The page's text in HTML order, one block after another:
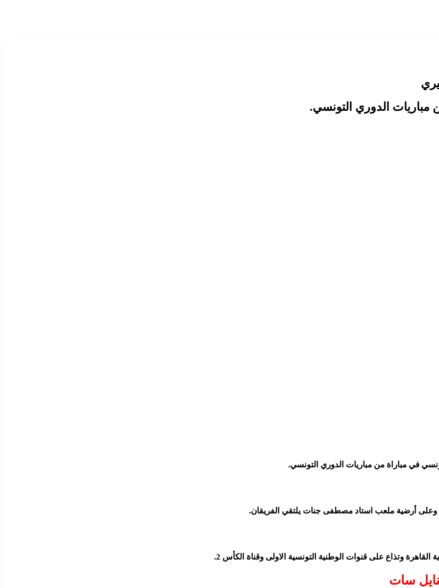
مباريات الدوري التونسي.
في مباراة من مباريات الدوري التونسي.
أرضية ملعب استاد مصطفى جنات يلتقي الفريقان.
وتذاع على قنوات الوطنية التونسية الاولى وقناة الكأس 2.
سات